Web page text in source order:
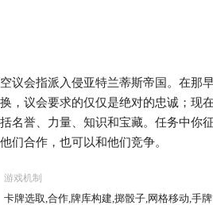
议会指派入侵亚特兰蒂斯帝国。在那
，议会要求的仅仅是绝对的忠诚；现
名誉、力量、知识和宝藏。任务中你
们合作，也可以和他们竞争。
游戏机制
卡牌选取,合作,牌库构建,掷骰子,网格移动,手